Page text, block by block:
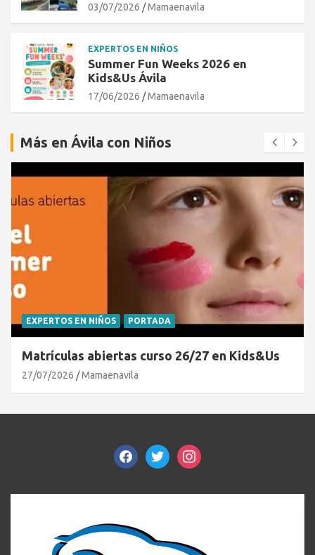
03/07/2026 Mamaenavila
EXPERTOS EN NIÑOS
Summer Fun Weeks 2026 en
Kids&Us Ávila
17/06/2026 Mamaenavila
Más en Ávila con Niños
EXPERTOS EN NIÑOS PORTADA
Matrículas abiertas curso 26/27 en Kids&Us
27/07/2026 Mamaenavila
facebooktwitterinstagram